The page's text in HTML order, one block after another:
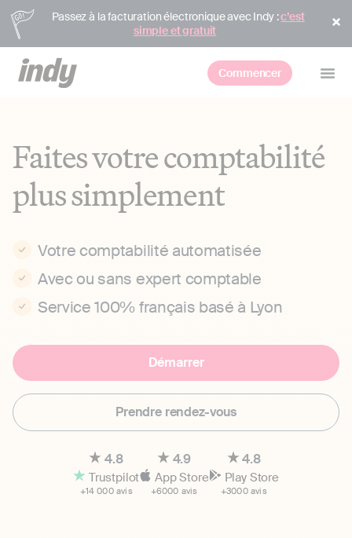
Passez à la facturation électronique avec Indy :c’est
simple et gratuit
Commencer
Faites votre comptabilité
plus simplement
Votre comptabilité automatisée
Avec ou sans expert comptable
Service 100% français basé à Lyon
Démarrer
Prendre rendez-vous
4.8
Trustpilot
+14 000 avis
4.9
App Store
+6000 avis
4.8
Play Store
+3000 avis